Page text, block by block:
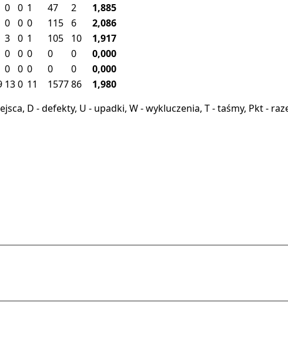
0 0 1 47 2
1,885
0 0 0 115 6
2,086
3 0 1 105 10
1,917
0 0 0 0 0
0,000
0 0 0 0 0
0,000
130 11 157786
1,980
D - defekty, U - upadki, W - wykluczenia, T - taśmy, Pkt -